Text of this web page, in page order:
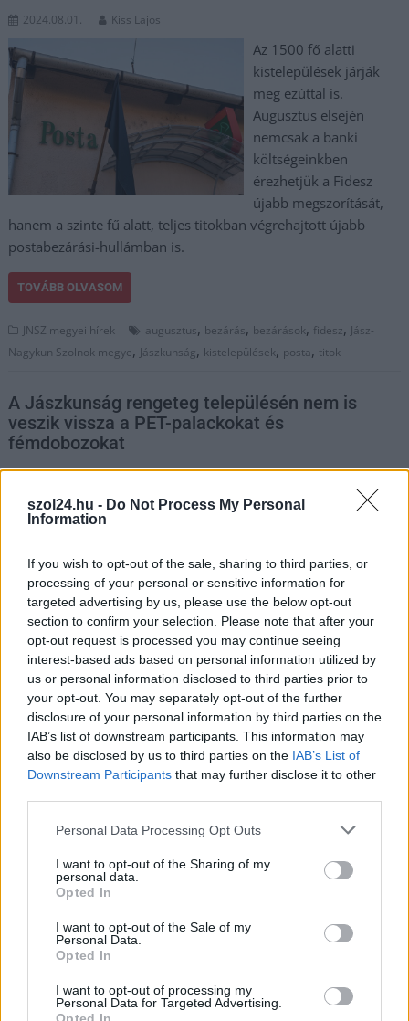
szol24.hu - Do Not Process My Personal
Information
If you wish to opt-out of the sale, sharing to third parties, or
processing of your personal or sensitive information for
targeted advertising by us, please use the below opt-out
section to confirm your selection. Please note that after your
opt-out request is processed you may continue seeing
interest-based ads based on personal information utilized by
us or personal information disclosed to third parties prior to
your opt-out. You may separately opt-out of the further
disclosure of your personal information by third parties on the
IAB’s list of downstream participants. This information may
also be disclosed by us to third parties on the IAB’s List of
Downstream Participants that may further disclose it to other
Please note that this website/app uses one or more Google
not limited to your visit or usage behaviour. You may click to
grant or deny consent to Google and its third-party tags to
use your data for below specified purposes in below Google
consent section.
Personal Data Processing Opt Outs
I want to opt-out of the Sharing of my
personal data.
Opted In
I want to opt-out of the Sale of my
Personal Data.
Opted In
I want to opt-out of processing my
Personal Data for Targeted Advertising.
2024.08.01. Kiss Lajos
Az 1500 fő alatti
kistelepülések járják
meg ezúttal is.
Augusztus elsején
nemcsak a banki
költségeinkben
érezhetjük a Fidesz
újabb megszorítását,
hanem a szinte fű alatt, teljes titokban végrehajtott újabb
postabezárási-hullámban is.
TOVÁBB OLVASOM
JNSZ megyei hírek augusztus, bezárás, bezárások, fidesz, Jász-
Nagykun Szolnok megye, Jászkunság, kistelepülések, posta, titok
A Jászkunság rengeteg településén nem is
veszik vissza a PET-palackokat és
fémdobozokat
2024.07.22. Kiss Lajos
Akár véletlenül, akár
abszolút kiforratlan,
különösen a vidéki
kistelepüléseken. BAZ
megyében számtalan
településen egyetlen
egy úgynevezett RE-pont sincs, ahol visszavennék a
visszaváltható flakonjainkat és dobozainkat. Ez valakinek
megint óriási üzlet volt, mi pedig szó szerint futhatunk a
pénzünk után.
JNSZ megyei hírek fémdoboz,Jász-Nagykun Szolnok megye,
visszaváltás
Összefogással igyekeznek feléleszteni a Jász-
Nagykun-Szolnok megyei falusi focit
Több kistelepülésen